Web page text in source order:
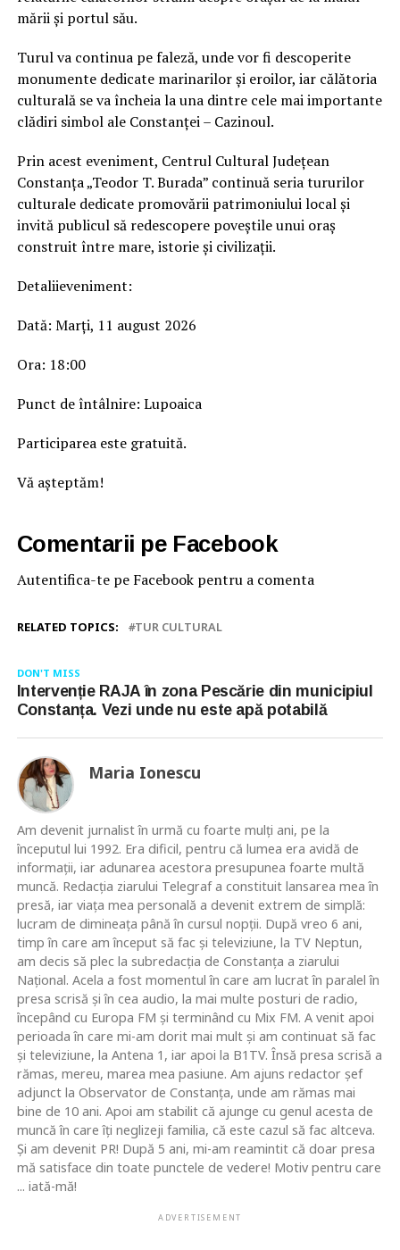
mării și portul său.
Turul va continua pe faleză, unde vor fi descoperite
monumente dedicate marinarilor și eroilor, iar călătoria
culturală se va încheia la una dintre cele mai importante
clădiri simbol ale Constanței – Cazinoul.
Prin acest eveniment, Centrul Cultural Județean
Constanța „Teodor T. Burada” continuă seria tururilor
culturale dedicate promovării patrimoniului local și
invită publicul să redescopere poveștile unui oraș
construit între mare, istorie și civilizații.
Detaliieveniment:
Dată: Marți, 11 august 2026
Ora: 18:00
Punct de întâlnire: Lupoaica
Participarea este gratuită.
Vă așteptăm!
Comentarii pe Facebook
Autentifica-te pe Facebook pentru a comenta
RELATED TOPICS: TUR CULTURAL
DON'T MISS
Intervenție RAJA în zona Pescărie din municipiul
Constanța. Vezi unde nu este apă potabilă
Maria Ionescu
Am devenit jurnalist în urmă cu foarte mulţi ani, pe la
începutul lui 1992. Era dificil, pentru că lumea era avidă de
informaţii, iar adunarea acestora presupunea foarte multă
muncă. Redacţia ziarului Telegraf a constituit lansarea mea în
presă, iar viaţa mea personală a devenit extrem de simplă:
lucram de dimineaţa până în cursul nopţii. După vreo 6 ani,
timp în care am început să fac şi televiziune, la TV Neptun,
am decis să plec la subredacţia de Constanţa a ziarului
Naţional. Acela a fost momentul în care am lucrat în paralel în
presa scrisă şi în cea audio, la mai multe posturi de radio,
începând cu Europa FM şi terminând cu Mix FM. A venit apoi
perioada în care mi-am dorit mai mult şi am continuat să fac
şi televiziune, la Antena 1, iar apoi la B1TV. Însă presa scrisă a
rămas, mereu, marea mea pasiune. Am ajuns redactor şef
adjunct la Observator de Constanţa, unde am rămas mai
bine de 10 ani. Apoi am stabilit că ajunge cu genul acesta de
muncă în care îţi neglizeji familia, că este cazul să fac altceva.
Şi am devenit PR! După 5 ani, mi-am reamintit că doar presa
mă satisface din toate punctele de vedere! Motiv pentru care
... iată-mă!
ADVERTISEMENT